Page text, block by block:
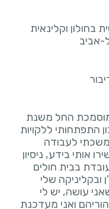
בחולון וקלינאית
אביב
מוסמכת החל משנת
התפתחותי ללקויות
לעבודה
אותי בידע, ניסיון
בבית חולים
ובקליניקה שלי
עושה, יש לי
ואני מעדכנת